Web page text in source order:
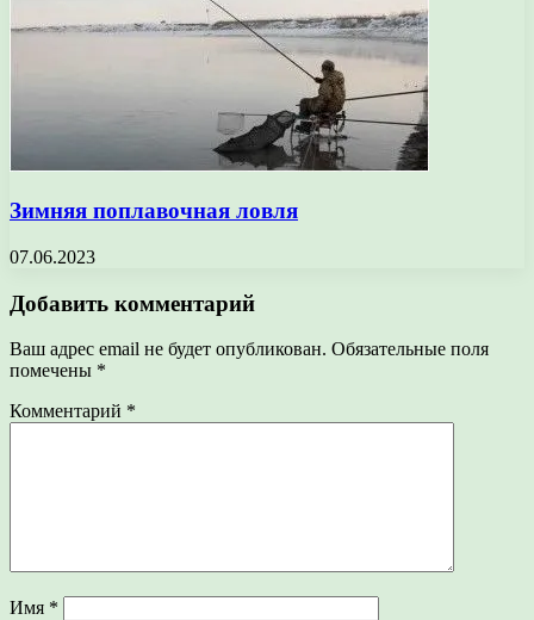
Зимняя поплавочная ловля
07.06.2023
Добавить комментарий
Ваш адрес email не будет опубликован. Обязательные поля
помечены *
Комментарий *
Имя *